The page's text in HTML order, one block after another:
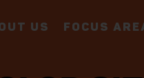
US FOCUS